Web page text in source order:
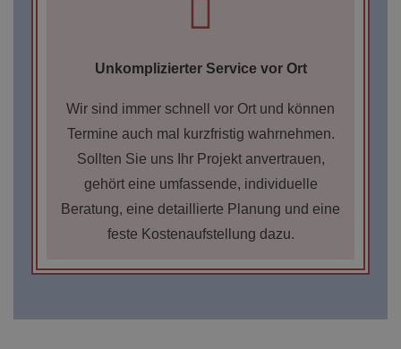
Unkomplizierter Service vor Ort
Wir sind immer schnell vor Ort und können
Termine auch mal kurzfristig wahrnehmen.
Sollten Sie uns Ihr Projekt anvertrauen,
gehört eine umfassende, individuelle
Beratung, eine detaillierte Planung und eine
feste Kostenaufstellung dazu.